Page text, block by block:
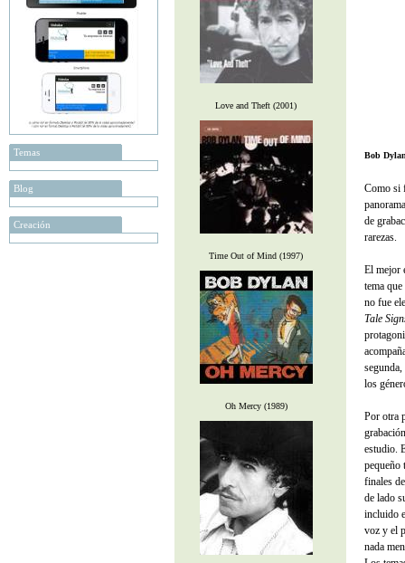
Temas
Blog
Creación
Love and Theft (2001)
Time Out of Mind (1997)
Oh Mercy (1989)
Bob
Como si
de
rarezas.
El mejor
tema
no fue
Tale
los
Por otra
estudio.
pequeño
finales
de lado
incluido
voz y el
nada